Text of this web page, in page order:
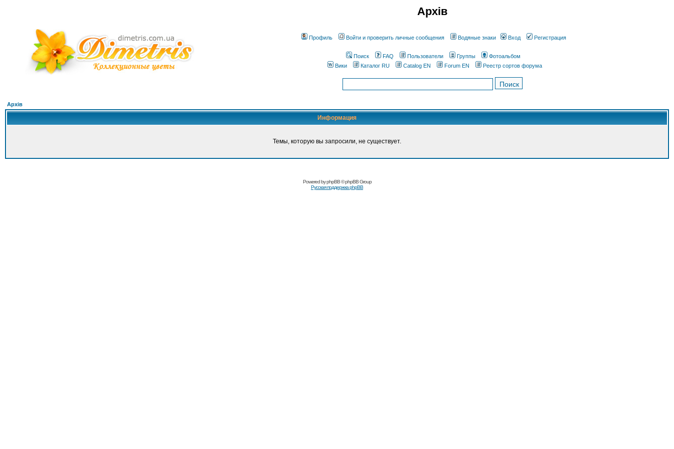
Архів
Профиль Войти и проверить личные сообщения Водяные знаки Вход Регистрация
Поиск FAQ Пользователи Группы
Фотоальбом
Вики
Каталог RU Catalog EN Forum EN Реестр сортов форума
Архів
Информация
Темы, которую вы запросили, не существует.
Powered byphpBB© phpBB Group
Русская поддержка phpBB